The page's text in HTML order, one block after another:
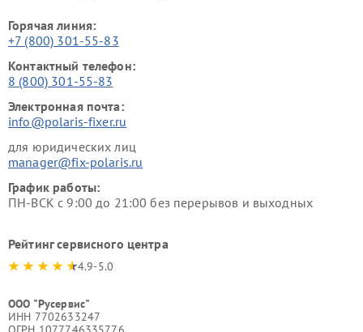
Горячая линия:
+7 (800) 301-55-83
Контактный телефон:
8 (800) 301-55-83
Электронная почта:
info@polaris-fixer.ru
для юридических лиц
manager@fix-polaris.ru
График работы:
ПН-ВСК с 9:00 до 21:00 без перерывов и выходных
Рейтинг сервисного центра
4.9-5.0
ООО "Русервис"
ИНН 7702633247